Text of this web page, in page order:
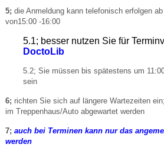
5; die Anmeldung kann telefonisch erfolgen
von15:00 -16:00
5.1; besser nutzen Sie für
DoctoLib
5.2; Sie müssen bis spätestens um
sein
6; richten Sie sich auf längere Wartezeiten
im Treppenhaus/Auto abgewartet werden
7; auch bei Terminen kann nur das
werden